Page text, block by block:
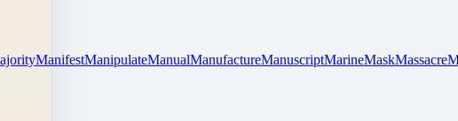
ManifestManipulateManualManufactureManuscriptMarineMaskMassacre